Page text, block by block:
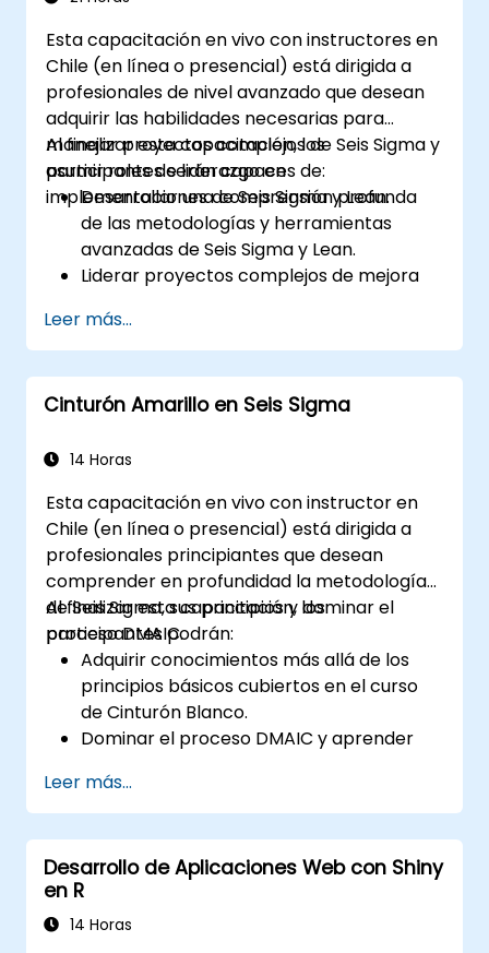
Esta capacitación en vivo con instructores en
Chile (en línea o presencial) está dirigida a
profesionales de nivel avanzado que desean
adquirir las habilidades necesarias para
manejar proyectos complejos de Seis Sigma y
asumir roles de liderazgo en
implementaciones de Seis Sigma y Lean.
Al finalizar esta capacitación, los
participantes serán capaces de:
Desarrollar una comprensión profunda
de las metodologías y herramientas
avanzadas de Seis Sigma y Lean.
Liderar proyectos complejos de mejora
estrategias organizacionales.
Realizar análisis estadísticos complejos y
tomar decisiones basadas en datos.
Liderar efectivamente iniciativas de
continua.
Leer más...
Cinturón Amarillo en Seis Sigma
14 Horas
Esta capacitación en vivo con instructor en
Chile (en línea o presencial) está dirigida a
profesionales principiantes que desean
comprender en profundidad la metodología
de Seis Sigma, sus principios y dominar el
proceso DMAIC.
Al finalizar esta capacitación, los
participantes podrán:
Adquirir conocimientos más allá de los
principios básicos cubiertos en el curso
de Cinturón Blanco.
Dominar el proceso DMAIC y aprender
Aprender a contribuir eficazmente al
equipo de un proyecto de Seis Sigma y
colaborar con cinturones Verdes y
Negros.
Aplicar las metodologías de Seis Sigma a
procesos empresariales reales para
Leer más...
Desarrollo de Aplicaciones Web con Shiny
en R
14 Horas